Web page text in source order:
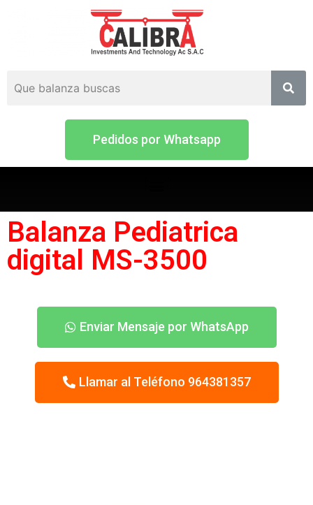
Pedidos por Whatsapp
Balanza Pediatrica
digital MS-3500
Enviar Mensaje por WhatsApp
Llamar al Teléfono 964381357